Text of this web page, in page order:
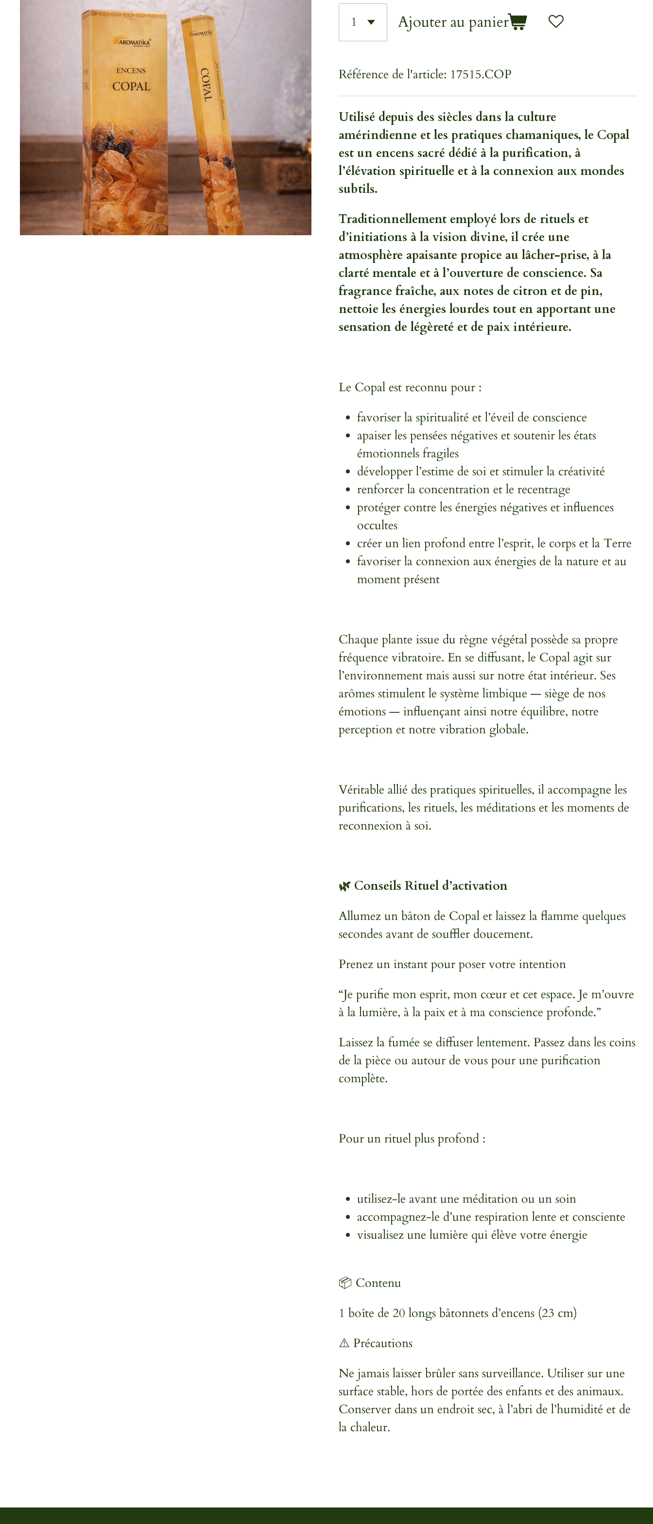
Ajouter au panier
Référence de l'article: 17515.COP
Utilisé depuis des siècles dans la culture
amérindienne et les pratiques chamaniques, le Copal
est un encens sacré dédié à la purification, à
l’élévation spirituelle et à la connexion aux mondes
subtils.
Traditionnellement employé lors de rituels et
d’initiations à la vision divine, il crée une
atmosphère apaisante propice au lâcher-prise, à la
clarté mentale et à l’ouverture de conscience. Sa
fragrance fraîche, aux notes de citron et de pin,
nettoie les énergies lourdes tout en apportant une
sensation de légèreté et de paix intérieure.
Le Copal est reconnu pour :
favoriser la spiritualité et l’éveil de conscience
apaiser les pensées négatives et soutenir les états
émotionnels fragiles
développer l’estime de soi et stimuler la créativité
renforcer la concentration et le recentrage
protéger contre les énergies négatives et influences
occultes
créer un lien profond entre l’esprit, le corps et la Terre
favoriser la connexion aux énergies de la nature et au
moment présent
Chaque plante issue du règne végétal possède sa propre
fréquence vibratoire. En se diffusant, le Copal agit sur
l’environnement mais aussi sur notre état intérieur. Ses
arômes stimulent le système limbique — siège de nos
émotions — influençant ainsi notre équilibre, notre
perception et notre vibration globale.
Véritable allié des pratiques spirituelles, il accompagne les
purifications, les rituels, les méditations et les moments de
reconnexion à soi.
🌿 Conseils Rituel d’activation
Allumez un bâton de Copal et laissez la flamme quelques
secondes avant de souffler doucement.
Prenez un instant pour poser votre intention
“Je purifie mon esprit, mon cœur et cet espace. Je m’ouvre
à la lumière, à la paix et à ma conscience profonde.”
Laissez la fumée se diffuser lentement. Passez dans les coins
de la pièce ou autour de vous pour une purification
complète.
Pour un rituel plus profond :
utilisez-le avant une méditation ou un soin
accompagnez-le d’une respiration lente et consciente
visualisez une lumière qui élève votre énergie
📦 Contenu
1 boîte de 20 longs bâtonnets d’encens (23 cm)
⚠️ Précautions
Ne jamais laisser brûler sans surveillance. Utiliser sur une
surface stable, hors de portée des enfants et des animaux.
Conserver dans un endroit sec, à l’abri de l’humidité et de
la chaleur.